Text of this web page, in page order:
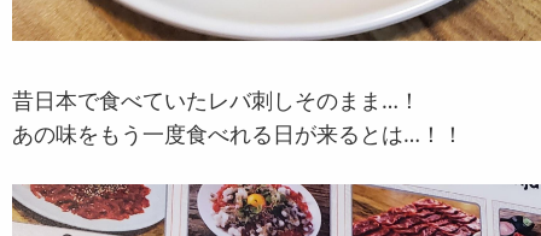
昔日本で食べていたレバ刺しそのまま…！
あの味をもう一度食べれる日が来るとは…！！